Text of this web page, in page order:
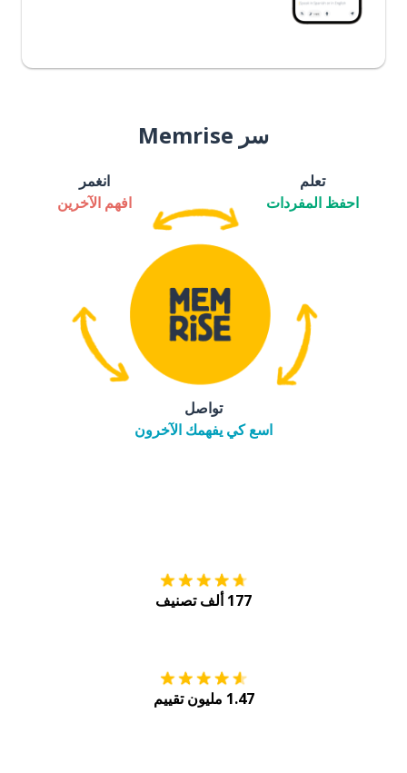
سر Memrise
تعلم
احفظ المفردات
انغمر
افهم الآخرين
تواصل
اسع كي يفهمك الآخرون
177 ألف تصنيف
1.47 مليون تقييم